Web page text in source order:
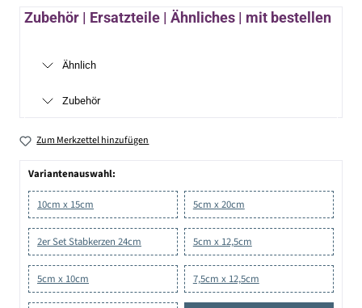
Zubehör | Ersatzteile | Ähnliches | mit bestellen
Ähnlich
Zubehör
Zum Merkzettel hinzufügen
Variantenauswahl:
10cm x 15cm 5cm x 20cm
2er Set Stabkerzen 24cm 5cm x 12,5cm
5cm x 10cm 7,5cm x 12,5cm